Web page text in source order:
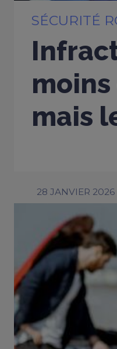
SÉCURITÉ
mais
28 JANVIER 2026